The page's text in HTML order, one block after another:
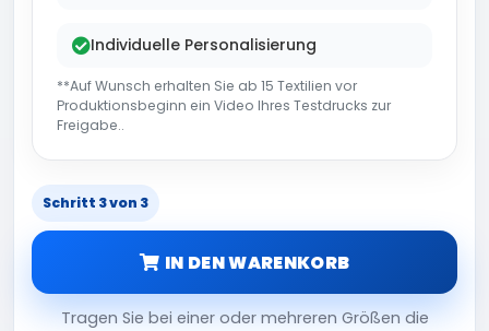
Individuelle Personalisierung
**Auf Wunsch erhalten Sie ab 15 Textilien vor
Produktionsbeginn ein Video Ihres Testdrucks zur
Freigabe..
Schritt 3 von 3
IN DEN WARENKORB
Tragen Sie bei einer oder mehreren Größen die